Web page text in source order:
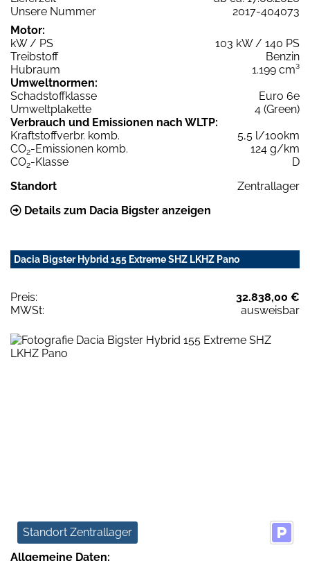
Unsere Nummer
2017-404073
Motor:
kW / PS
103 kW / 140 PS
Treibstoff
Benzin
Hubraum
1.199 cm³
Umweltnormen:
Schadstoffklasse
Euro 6e
Umweltplakette
4 (Green)
Verbrauch und Emissionen nach WLTP:
Kraftstoffverbr. komb.
5,5 l/100km
CO2-Emissionen komb.
124 g/km
CO2-Klasse
D
Standort
Zentrallager
Details zum Dacia Bigster anzeigen
Dacia Bigster Hybrid 155 Extreme SHZ LKHZ Pano
Preis:
32.838,00 €
MWSt:
ausweisbar
Standort Zentrallager
Allgemeine Daten: